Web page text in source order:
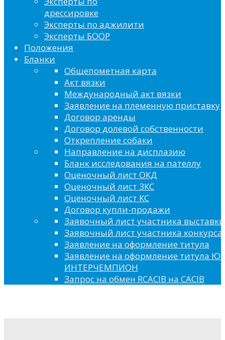
дрессировке
Эксперты по аджилити
Эксперты БООР
Положения
Бланки
Общепометная карта
Акт вязки
Международный акт вязки
Заявление на племенную приставку
Договор аренды
Договор долевой собственности
Открепление собаки
Направление на дисплазию
Бланк исследования на пателлу
Оценочный лист ОКД
Оценочный лист ЗКС
Оценочный лист КС
Договор купли-продажи
Заявочный лист участника выставки
Заявочный лист участника конкурса
Заявление на оформление титула
Заявление на оформление титула
ИНТЕРЧЕМПИОН
Запрос на обмен RCACIB на CACIB